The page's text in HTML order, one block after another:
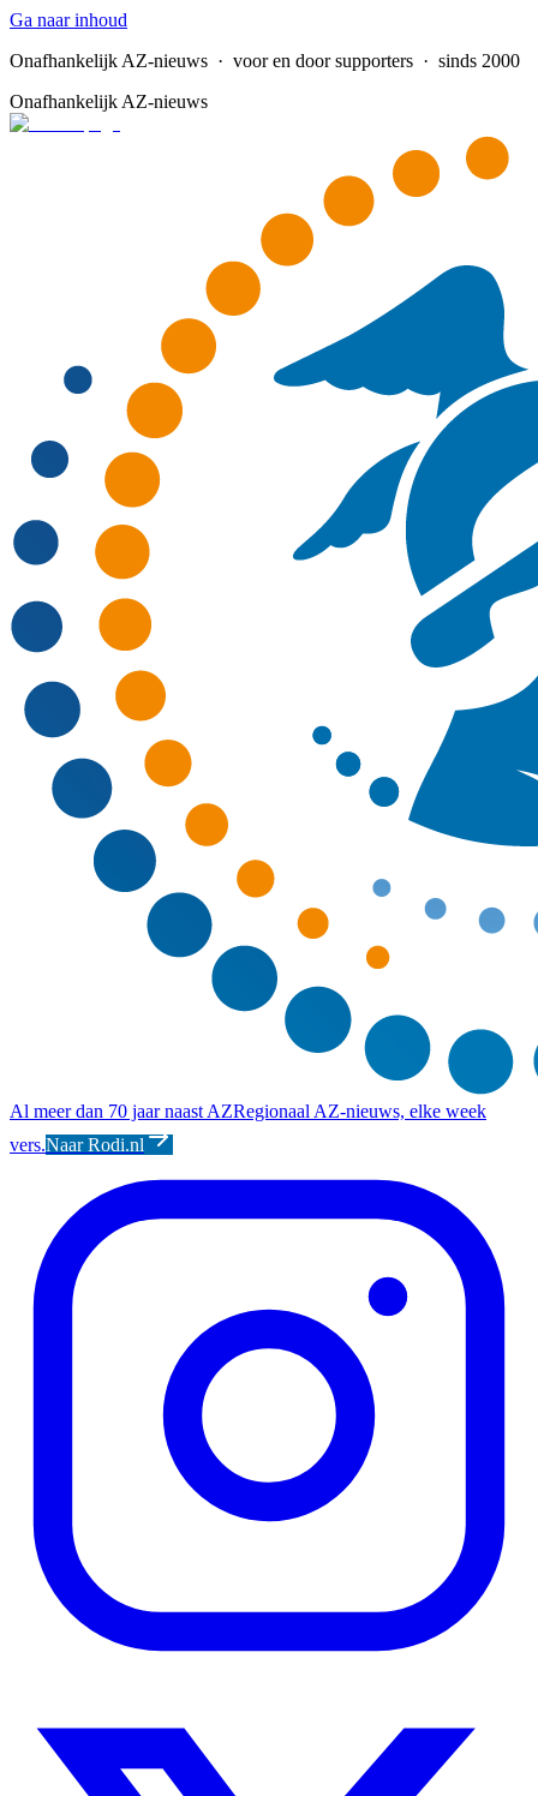
Ga naar inhoud
Onafhankelijk AZ-nieuws · voor en door supporters · sinds 2000
Onafhankelijk AZ-nieuws
Al meer dan 70 jaar naast AZRegionaal AZ-nieuws, elke week
vers.Naar Rodi.nl